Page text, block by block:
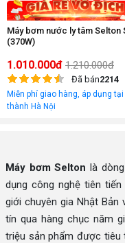
Máy bơm nước ly tâm Selton
(370W)
1.010.000đ 1.210.000đ
Đã bán2214
Miễn phí giao hàng, áp dụng tại
thành Hà Nội
Máy bơm Selton là
dụng công nghệ tiên
giới chuyên gia Nhật Bản
tín qua hàng chục năm
triệu sản phẩm được tiêu